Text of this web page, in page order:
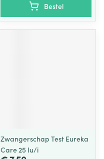
Bestel
Zwangerschap Test Eureka
Care 25 Iu/i